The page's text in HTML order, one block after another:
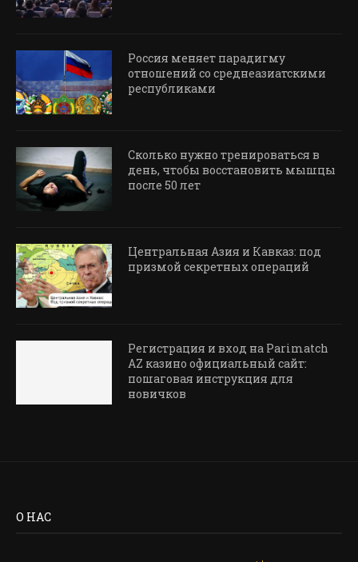
Россия меняет парадигму
отношений со среднеазиатскими
республиками
Сколько нужно тренироваться в
день, чтобы восстановить мышцы
после 50 лет
Центральная Азия и Кавказ: под
призмой секретных операций
Регистрация и вход на Parimatch
AZ казино официальный сайт:
пошаговая инструкция для
новичков
О НАС